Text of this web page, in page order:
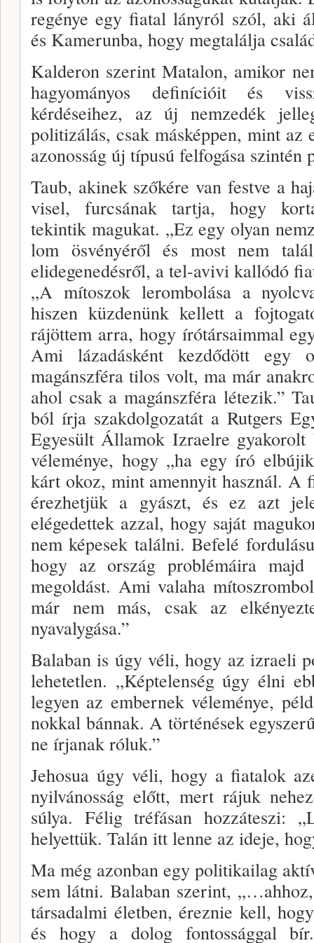
regénye egy fiatal lányról szól, aki
és Kamerunba, hogy megtalálja
Kalderon szerint Matalon, amikor
hagyomá­nyos definícióit és
kérdéseihez, az új nemzedék
politizá­lás, csak másképpen, mint
azonosság új típusú felfogása szintén
Taub, akinek szőkére van festve a
visel, fur­csának tartja, hogy
tekintik magukat. „Ez egy olyan
lom ösvényéről és most nem
elidegenedésről, a tel-avivi kallódó
„A mítoszok lerombolása a
hiszen küzdenünk kellett a
rájöttem arra, hogy író­társaimmal
Ami lázadásként kezdődött
magánszféra ti­los volt, ma már
ahol csak a magánszféra létezik.”
ból írja szakdolgozatát a Rutgers
Egyesült Álla­mok Izraelre
véleménye, hogy „ha egy író
kárt okoz, mint amennyit használ. A
érezhetjük a gyászt, és ez azt
elégedettek azzal, hogy saját
nem ké­pesek találni. Befelé
hogy az ország problémáira
megoldást. Ami valaha
már nem más, csak az
nyavalygása.”
Balaban is úgy véli, hogy az izraeli
lehetetlen. „Képtelenség úgy élni
legyen az embernek véle­ménye,
nokkal bánnak. A történések
ne írjanak róluk.”
Jehosua úgy véli, hogy a fiatalok
nyilvánosság előtt, mert rájuk
súlya. Félig tréfásan hozzáte­szi:
helyet­tük. Talán itt lenne az ideje,
Ma még azonban egy politikailag
sem látni. Balaban szerint,
társadalmi életben, érez­nie kell,
és hogy a dolog fontossággal